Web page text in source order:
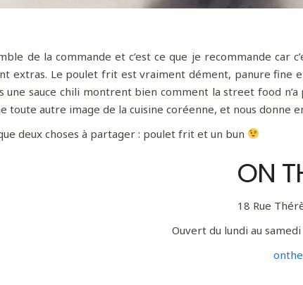
de la commande et c’est ce que je recommande
extras. Le poulet frit est vraiment dément, panure fine
sauce chili montrent bien comment la street food
toute autre image de la cuisine coréenne, et nous donne
deux choses à partager : poulet frit et un bun
ON
18 Rue
Ouvert du lundi au